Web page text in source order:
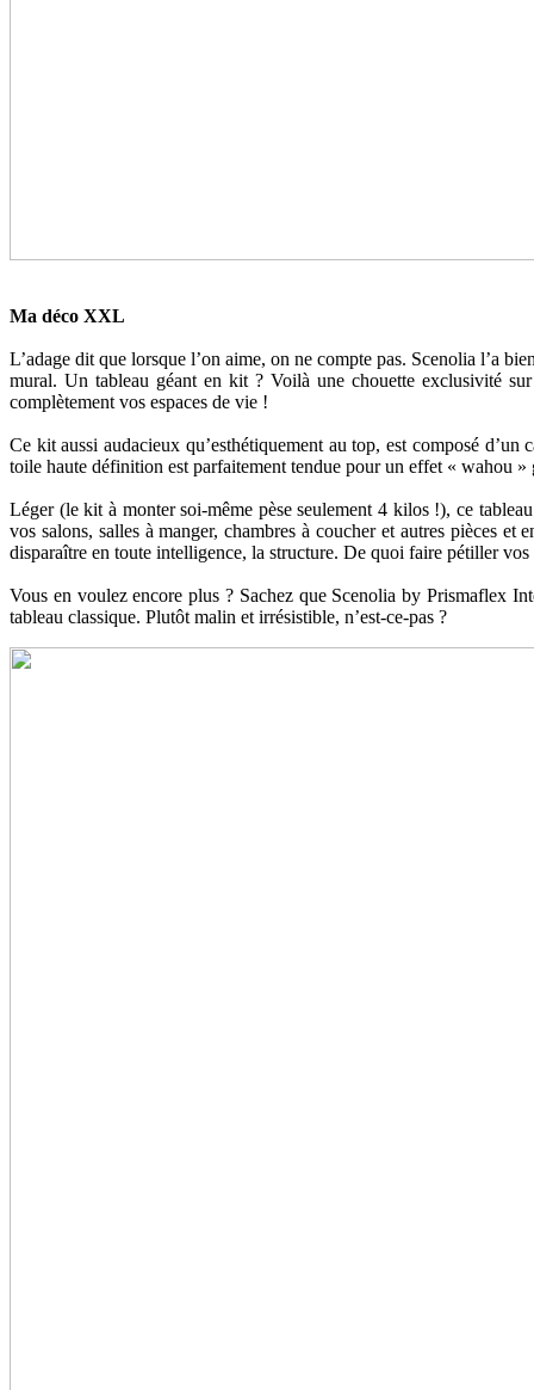
Ma déco XXL
L’adage dit que lorsque l’on aime, on ne compte pas. Scenolia l’a
mural. Un tableau géant en kit ? Voilà une chouette exclusivité
complètement vos espaces de vie !
Ce kit aussi audacieux qu’esthétiquement au top, est composé
toile haute définition est parfaitement tendue pour un effet « wahou »
Léger (le kit à monter soi-même pèse seulement 4 kilos !), ce
vos salons, salles à manger, chambres à coucher et autres pièces
disparaître en toute intelligence, la structure. De quoi faire pétiller
Vous en voulez encore plus ? Sachez que Scenolia by Prismaflex
tableau classique. Plutôt malin et irrésistible, n’est-ce-pas ?